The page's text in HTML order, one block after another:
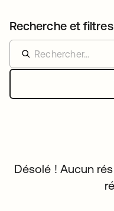
Recherche et filtres
Désolé ! Aucun